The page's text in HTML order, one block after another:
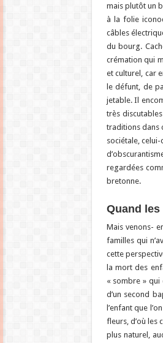
mais plutôt un
à la folie
câbles
du bourg.
crémation qui
et culturel, car
le défunt, de
jetable. Il
très
traditions dans
sociétale,
regardées
bretonne.
Quand les
Mais venons-
familles qui
cette
la mort des
« sombre » qui
d’un second
l’enfant que
fleurs, d’où les
plus naturel,